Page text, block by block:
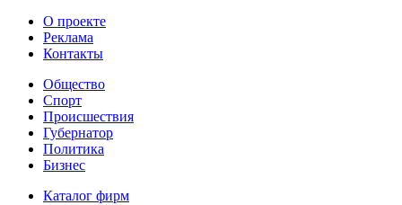
О проекте
Реклама
Контакты
Общество
Спорт
Происшествия
Губернатор
Политика
Бизнес
Каталог фирм